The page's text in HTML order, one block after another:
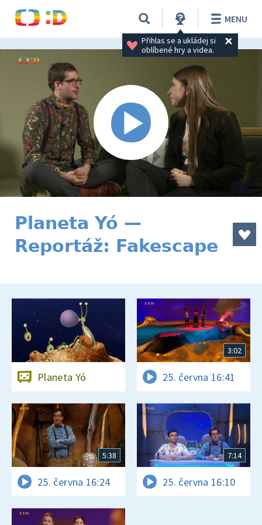
Přihlas se a ukládej si
oblíbené hry a videa.
MENU
Planeta Yó —
Reportáž: Fakescape
Planeta Yó
3:02
25. června 16:41
5:38
25. června 16:24
7:14
25. června 16:10